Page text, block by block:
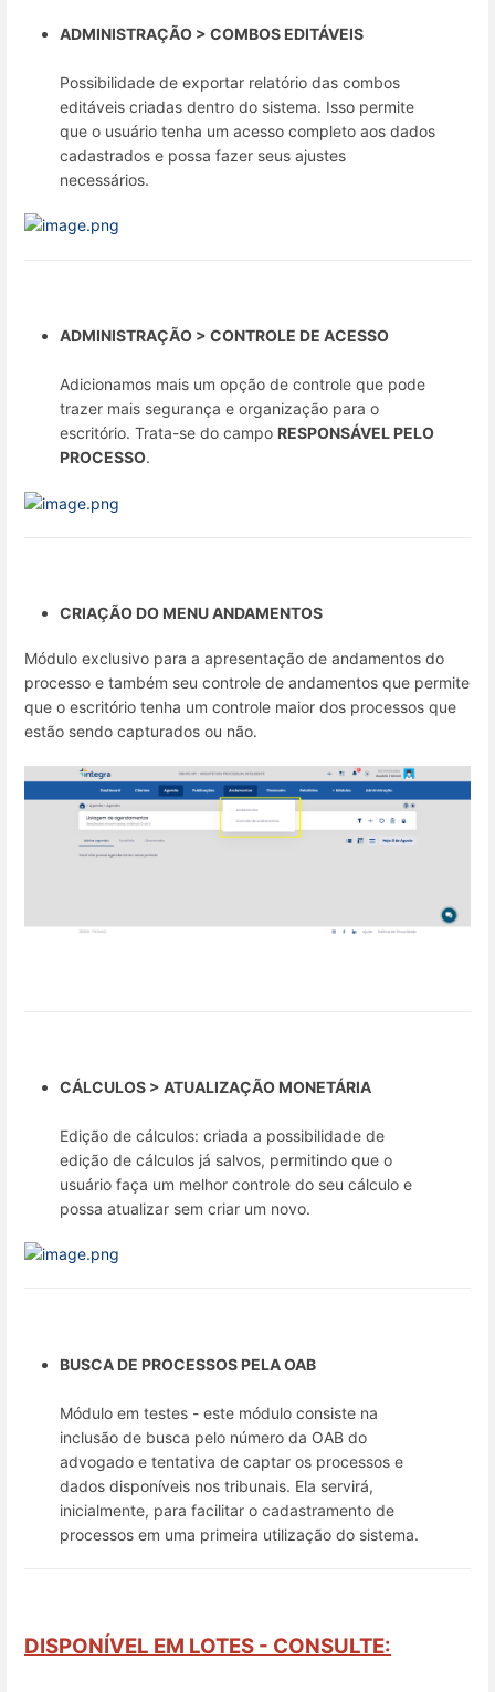
ADMINISTRAÇÃO > COMBOS EDITÁVEIS
Possibilidade de exportar relatório das combos
editáveis criadas dentro do sistema. Isso permite
que o usuário tenha um acesso completo aos dados
cadastrados e possa fazer seus ajustes
necessários.
ADMINISTRAÇÃO > CONTROLE DE ACESSO
Adicionamos mais um opção de controle que pode
trazer mais segurança e organização para o
escritório. Trata-se do campo RESPONSÁVEL PELO
PROCESSO.
CRIAÇÃO DO MENU ANDAMENTOS
Módulo exclusivo para a apresentação de andamentos do
processo e também seu controle de andamentos que permite
que o escritório tenha um controle maior dos processos que
estão sendo capturados ou não.
CÁLCULOS > ATUALIZAÇÃO MONETÁRIA
Edição de cálculos: criada a possibilidade de
edição de cálculos já salvos, permitindo que o
usuário faça um melhor controle do seu cálculo e
possa atualizar sem criar um novo.
BUSCA DE PROCESSOS PELA OAB
Módulo em testes - este módulo consiste na
inclusão de busca pelo número da OAB do
advogado e tentativa de captar os processos e
dados disponíveis nos tribunais. Ela servirá,
inicialmente, para facilitar o cadastramento de
processos em uma primeira utilização do sistema.
DISPONÍVEL EM LOTES - CONSULTE: